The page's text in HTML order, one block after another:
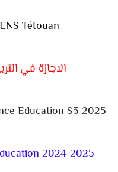
Tétouan
الاجازة في التربية
Education S3 2025
2024-2025